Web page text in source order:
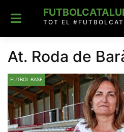
content
TOT EL
At. Roda de
FUTBOL BASE